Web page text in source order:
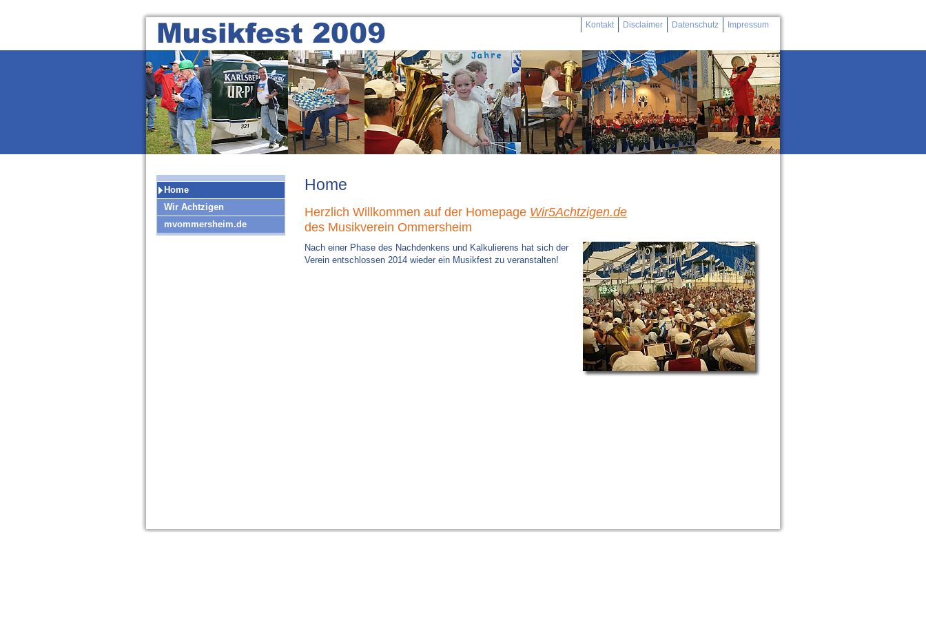
Impressum
Datenschutz
Disclaimer
Kontakt
Home
Wir Achtzigen
mvommersheim.de
Home
Herzlich Willkommen auf der Homepage Wir5Achtzigen.de
des Musikverein Ommersheim
Nach einer Phase des Nachdenkens und Kalkulierens hat sich der
Verein entschlossen 2014 wieder ein Musikfest zu veranstalten!